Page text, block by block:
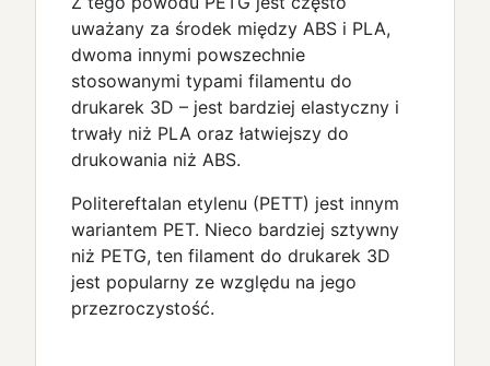
uważany za środek między ABS i PLA,
dwoma innymi powszechnie
stosowanymi typami filamentu do
drukarek 3D – jest bardziej elastyczny i
trwały niż PLA oraz łatwiejszy do
drukowania niż ABS.
Politereftalan etylenu (PETT) jest innym
wariantem PET. Nieco bardziej sztywny
niż PETG, ten filament do drukarek 3D
jest popularny ze względu na jego
przezroczystość.